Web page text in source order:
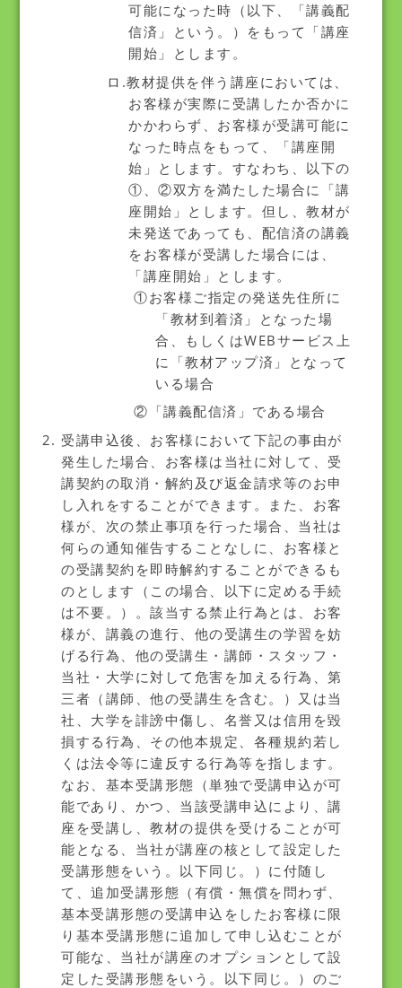
可能になった時（以下、「講義配
信済」という。）をもって「講座
開始」とします。
ロ.教材提供を伴う講座においては、
お客様が実際に受講したか否かに
かかわらず、お客様が受講可能に
なった時点をもって、「講座開
始」とします。すなわち、以下の
①、②双方を満たした場合に「講
座開始」とします。但し、教材が
未発送であっても、配信済の講義
をお客様が受講した場合には、
「講座開始」とします。
①お客様ご指定の発送先住所に
「教材到着済」となった場
合、もしくはWEBサービス上
に「教材アップ済」となって
いる場合
②「講義配信済」である場合
受講申込後、お客様において下記の事由が
発生した場合、お客様は当社に対して、受
講契約の取消・解約及び返金請求等のお申
し入れをすることができます。また、お客
様が、次の禁止事項を行った場合、当社は
何らの通知催告することなしに、お客様と
の受講契約を即時解約することができるも
のとします（この場合、以下に定める手続
は不要。）。該当する禁止行為とは、お客
様が、講義の進行、他の受講生の学習を妨
げる行為、他の受講生・講師・スタッフ・
当社・大学に対して危害を加える行為、第
三者（講師、他の受講生を含む。）又は当
社、大学を誹謗中傷し、名誉又は信用を毀
損する行為、その他本規定、各種規約若し
くは法令等に違反する行為等を指します。
なお、基本受講形態（単独で受講申込が可
能であり、かつ、当該受講申込により、講
座を受講し、教材の提供を受けることが可
能となる、当社が講座の核として設定した
受講形態をいう。以下同じ。）に付随し
て、追加受講形態（有償・無償を問わず、
基本受講形態の受講申込をしたお客様に限
り基本受講形態に追加して申し込むことが
可能な、当社が講座のオプションとして設
定した受講形態をいう。以下同じ。）のご